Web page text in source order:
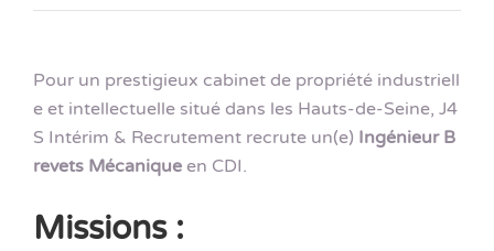
Pour un prestigieux cabinet de propriété industriell
e et intellectuelle situé dans les Hauts-de-Seine, J4
S Intérim & Recrutement recrute un(e) Ingénieur B
revets Mécanique en CDI.
Missions :